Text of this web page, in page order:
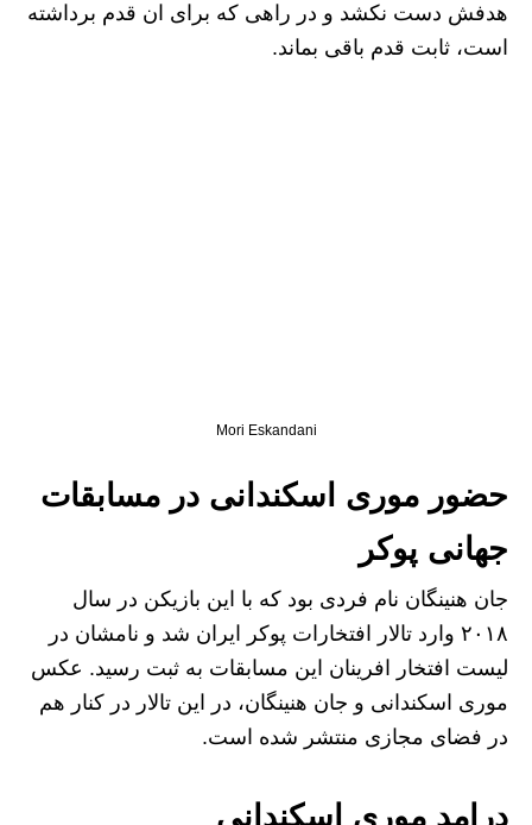
هدفش دست نکشد و در راهی که برای ان قدم برداشته
است، ثابت قدم باقی بماند.
Mori Eskandani
حضور موری اسکندانی در مسابقات
جهانی پوکر
جان هنینگان نام فردی بود که با این بازیکن در سال
۲۰۱۸ وارد تالار افتخارات پوکر ایران شد و نامشان در
لیست افتخار افرینان این مسابقات به ثبت رسید. عکس
موری اسکندانی و جان هنینگان، در این تالار در کنار هم
در فضای مجازی منتشر شده است.
درامد موری اسکندانی